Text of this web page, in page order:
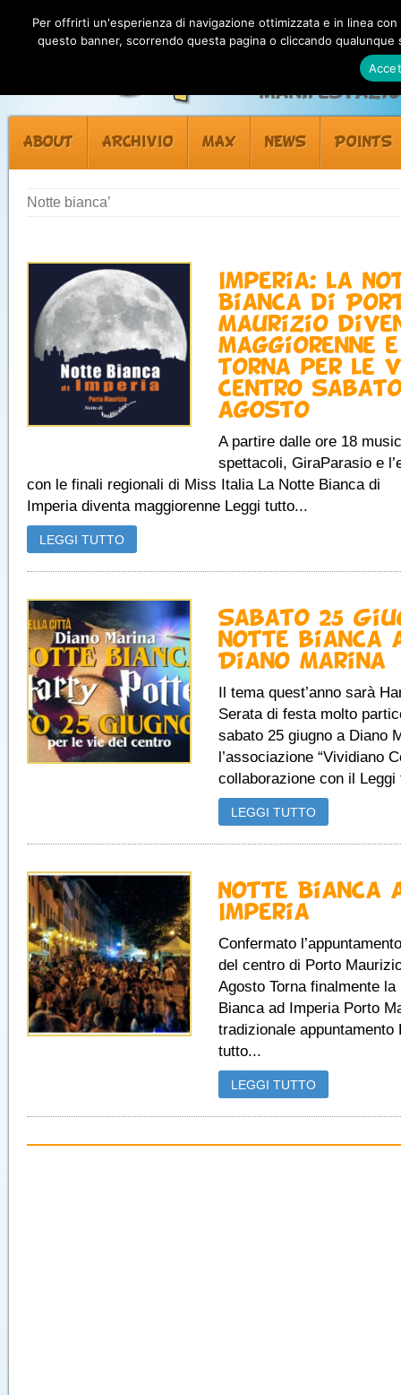
ABOUT ARCHIVIO MAX NEWS POINTS
Notte bianca’
Imperia: la
Bianca di
Maurizio
maggiorenne e
torna per le
centro sabato
agosto
A partire dalle ore 18
spettacoli, GiraParasio e
con le finali regionali di Miss Italia La Notte Bianca di
Imperia diventa maggiorenne Leggi tutto...
LEGGI TUTTO
Sabato 25
notte bianca
Diano Marina
Il tema quest’anno sarà
Serata di festa molto
sabato 25 giugno a Diano
l’associazione “Vividiano
collaborazione con il Leggi
LEGGI TUTTO
Notte Bianca
Imperia
Confermato
del centro di Porto
Agosto Torna finalmente la
Bianca ad Imperia Porto
tradizionale appuntamento
tutto...
LEGGI TUTTO
Per offrirti un'esperienza di navigazione ottimizzata e in linea
questo banner, scorrendo questa pagina o cliccando